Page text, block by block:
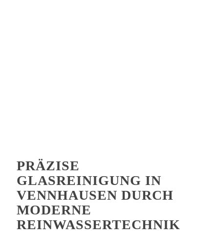
PRÄZISE
GLASREINIGUNG IN
VENNHAUSEN DURCH
MODERNE
REINWASSERTECHNIK